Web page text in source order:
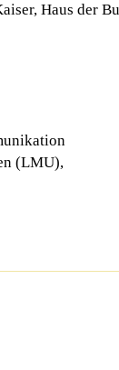
Haus der
(LMU),